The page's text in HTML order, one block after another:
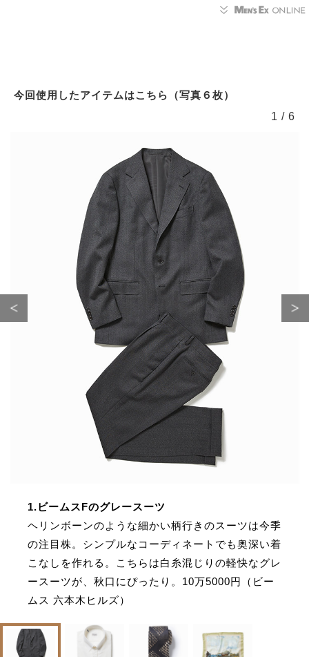
今回使用したアイテムはこちら（写真６枚）
1.ビームスFのグレースーツ
ヘリンボーンのような細かい柄行きのスーツは今季
の注目株。シンプルなコーディネートでも奥深い着
こなしを作れる。こちらは白糸混じりの軽快なグレ
ースーツが、秋口にぴったり。10万5000円（ビー
ムス 六本木ヒルズ）
1 / 6